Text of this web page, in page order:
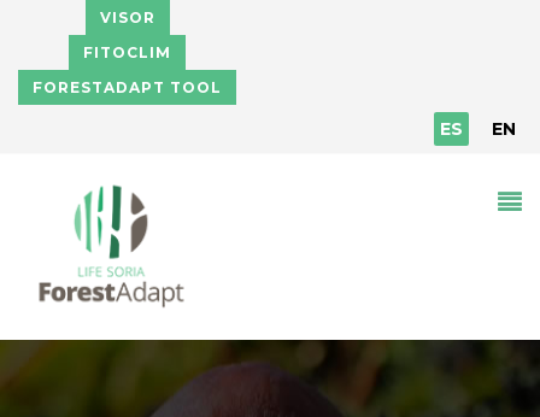
Pasar al contenido principal
VISOR
FITOCLIM
FORESTADAPT TOOL
ES EN